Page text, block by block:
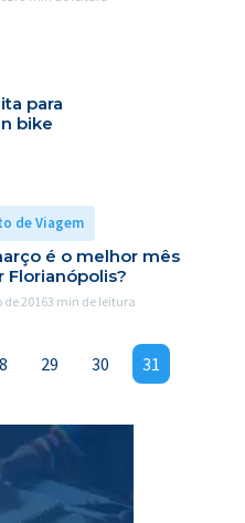
para
bike
de Viagem
é o melhor mês
Florianópolis?
de 20163 min de leitura
29 30 31